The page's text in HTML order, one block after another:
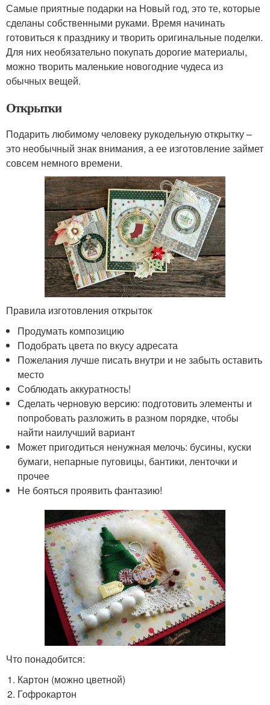
Самые приятные подарки на Новый год, это те, которые
сделаны собственными руками. Время начинать
готовиться к празднику и творить оригинальные поделки.
Для них необязательно покупать дорогие материалы,
можно творить маленькие новогодние чудеса из
обычных вещей.
Открытки
Подарить любимому человеку рукодельную открытку –
это необычный знак внимания, а ее изготовление займет
совсем немного времени.
Правила изготовления открыток
Продумать композицию
Подобрать цвета по вкусу адресата
Пожелания лучше писать внутри и не забыть оставить
место
Соблюдать аккуратность!
Сделать черновую версию: подготовить элементы и
попробовать разложить в разном порядке, чтобы
найти наилучший вариант
Может пригодиться ненужная мелочь: бусины, куски
бумаги, непарные пуговицы, бантики, ленточки и
прочее
Не бояться проявить фантазию!
Что понадобится:
Картон (можно цветной)
Гофрокартон